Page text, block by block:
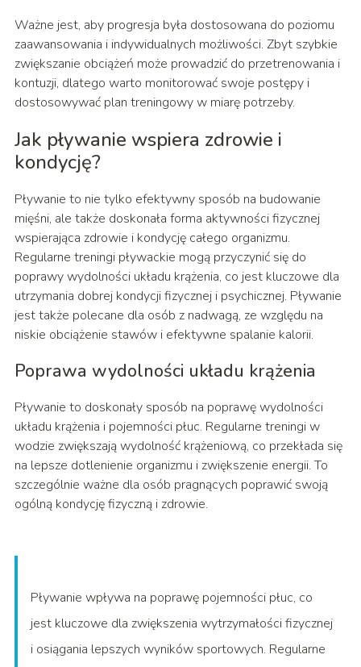
Ważne jest, aby progresja była dostosowana do poziomu
zaawansowania i indywidualnych możliwości. Zbyt szybkie
zwiększanie obciążeń może prowadzić do przetrenowania i
kontuzji, dlatego warto monitorować swoje postępy i
dostosowywać plan treningowy w miarę potrzeby.
Jak pływanie wspiera zdrowie i
kondycję?
Pływanie to nie tylko efektywny sposób na budowanie
mięśni, ale także doskonała forma aktywności fizycznej
wspierająca zdrowie i kondycję całego organizmu.
Regularne treningi pływackie mogą przyczynić się do
poprawy wydolności układu krążenia, co jest kluczowe dla
utrzymania dobrej kondycji fizycznej i psychicznej. Pływanie
jest także polecane dla osób z nadwagą, ze względu na
niskie obciążenie stawów i efektywne spalanie kalorii.
Poprawa wydolności układu krążenia
Pływanie to doskonały sposób na poprawę wydolności
układu krążenia i pojemności płuc. Regularne treningi w
wodzie zwiększają wydolność krążeniową, co przekłada się
na lepsze dotlenienie organizmu i zwiększenie energii. To
szczególnie ważne dla osób pragnących poprawić swoją
ogólną kondycję fizyczną i zdrowie.
Pływanie wpływa na poprawę pojemności płuc, co
jest kluczowe dla zwiększenia wytrzymałości fizycznej
i osiągania lepszych wyników sportowych. Regularne